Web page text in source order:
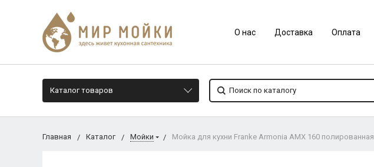
О нас Доставка Оплата
Каталог товаров
Главная Каталог Мойки Мойка для кухни Franke Armonia AMX 160 полированная